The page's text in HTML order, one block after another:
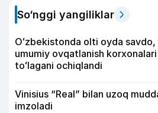
So‘nggi yangiliklar
Oʻzbekistonda olti oyda
umumiy ovqatlanish
toʻlagani ochiqlandi
Vinisius “Real” bilan uzoq
imzoladi